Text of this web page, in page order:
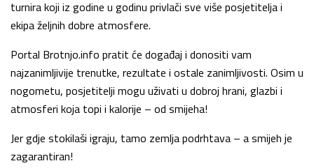
turnira koji iz godine u godinu privlači sve više posjetitelja i
ekipa željnih dobre atmosfere.
Portal Brotnjo.info pratit će događaj i donositi vam
najzanimljivije trenutke, rezultate i ostale zanimljivosti. Osim u
nogometu, posjetitelji mogu uživati u dobroj hrani, glazbi i
atmosferi koja topi i kalorije – od smijeha!
Jer gdje stokilaši igraju, tamo zemlja podrhtava – a smijeh je
zagarantiran!